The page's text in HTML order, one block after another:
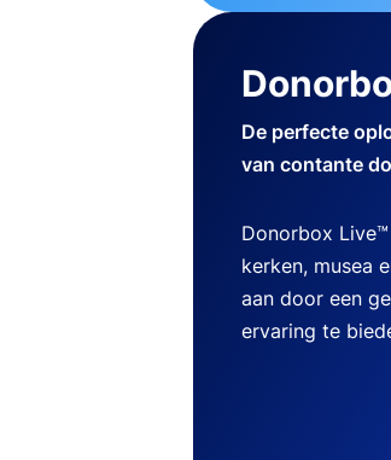
De perfecte
van contante
Donorbox
kerken, musea
aan door een
ervaring te